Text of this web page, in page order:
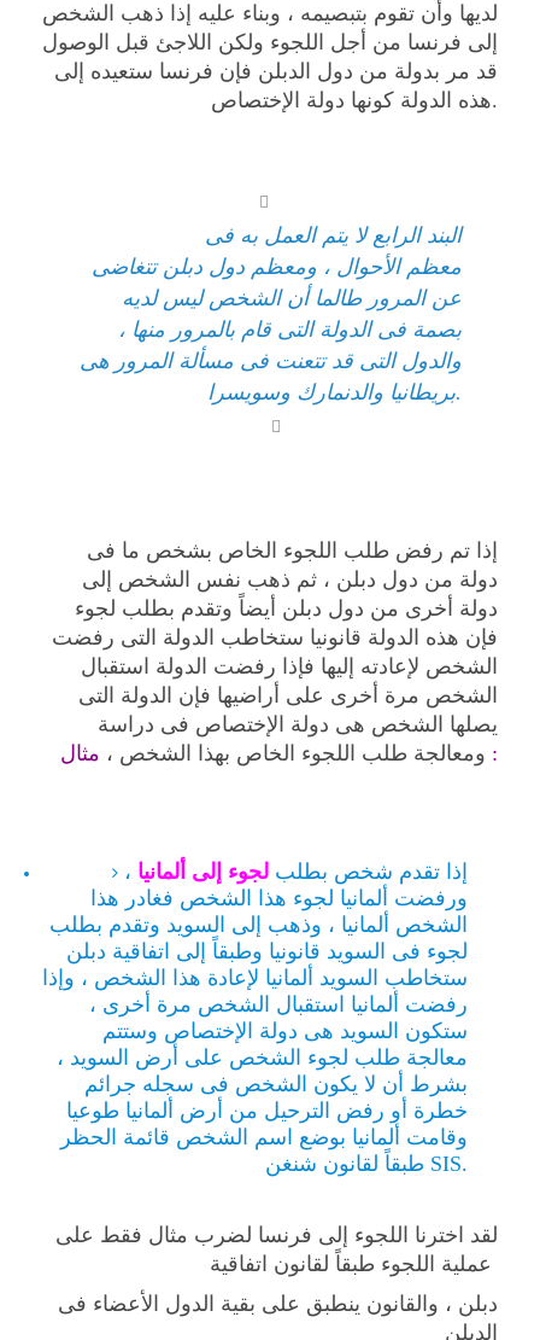
لديها وأن تقوم بتبصيمه ، وبناء عليه إذا ذهب الشخص
إلى فرنسا من أجل اللجوء ولكن اللاجئ قبل الوصول
قد مر بدولة من دول الدبلن فإن فرنسا ستعيده إلى
هذه الدولة كونها دولة الإختصاص.
البند الرابع لا يتم العمل به فى
معظم الأحوال ، ومعظم دول دبلن تتغاضى
عن المرور طالما أن الشخص ليس لديه
بصمة فى الدولة التى قام بالمرور منها ،
والدول التى قد تتعنت فى مسألة المرور هى
بريطانيا والدنمارك وسويسرا.
دولة من دول دبلن ، ثم ذهب نفس الشخص إلى
دولة أخرى من دول دبلن أيضاً وتقدم بطلب لجوء
فإن هذه الدولة قانونيا ستخاطب الدولة التى رفضت
الشخص لإعادته إليها فإذا رفضت الدولة استقبال
الشخص مرة أخرى على أراضيها فإن الدولة التى
يصلها الشخص هى دولة الإختصاص فى دراسة
ومعالجة طلب اللجوء الخاص بهذا الشخص ، مثال :
إذا تقدم شخص بطلب لجوء إلى ألمانيا ،
ورفضت ألمانيا لجوء هذا الشخص فغادر هذا
الشخص ألمانيا ، وذهب إلى السويد وتقدم بطلب
لجوء فى السويد قانونيا وطبقاً إلى اتفاقية دبلن
ستخاطب السويد ألمانيا لإعادة هذا الشخص ، وإذا
رفضت ألمانيا استقبال الشخص مرة أخرى ،
ستكون السويد هى دولة الإختصاص وستتم
معالجة طلب لجوء الشخص على أرض السويد ،
بشرط أن لا يكون الشخص فى سجله جرائم
خطرة أو رفض الترحيل من أرض ألمانيا طوعيا
وقامت ألمانيا بوضع اسم الشخص قائمة الحظر
طبقاً لقانون شنغن SIS.
لقد اخترنا اللجوء إلى فرنسا لضرب مثال فقط على
دبلن ، والقانون ينطبق على بقية الدول الأعضاء فى
الدبلن